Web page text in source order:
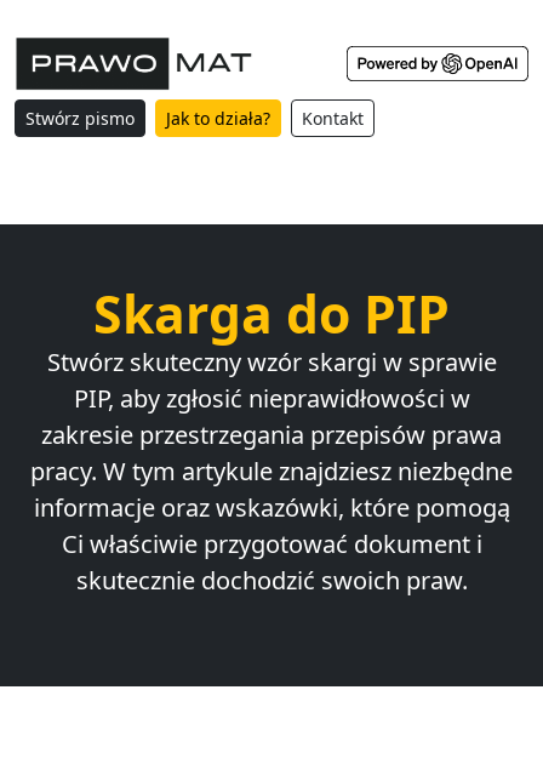
Stwórz pismo Jak to działa? Kontakt
Skarga do PIP
Stwórz skuteczny wzór skargi w sprawie
PIP, aby zgłosić nieprawidłowości w
zakresie przestrzegania przepisów prawa
pracy. W tym artykule znajdziesz niezbędne
informacje oraz wskazówki, które pomogą
Ci właściwie przygotować dokument i
skutecznie dochodzić swoich praw.